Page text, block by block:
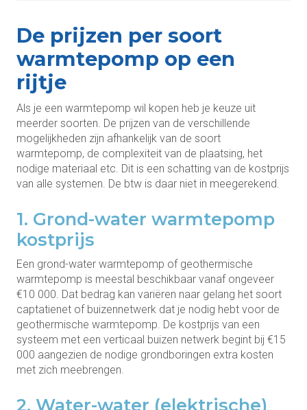
De prijzen per soort
warmtepomp op een
rijtje
Als je een warmtepomp wil kopen heb je keuze uit
meerder soorten. De prijzen van de verschillende
mogelijkheden zijn afhankelijk van de soort
warmtepomp, de complexiteit van de plaatsing, het
nodige materiaal etc. Dit is een schatting van de kostprijs
van alle systemen. De btw is daar niet in meegerekend.
1. Grond-water warmtepomp
kostprijs
Een grond-water warmtepomp of geothermische
warmtepomp is meestal beschikbaar vanaf ongeveer
€10 000. Dat bedrag kan variëren naar gelang het soort
captatienet of buizennetwerk dat je nodig hebt voor de
geothermische warmtepomp. De kostprijs van een
systeem met een verticaal buizen netwerk begint bij €15
000 aangezien de nodige grondboringen extra kosten
met zich meebrengen.
2. Water-water (elektrische)